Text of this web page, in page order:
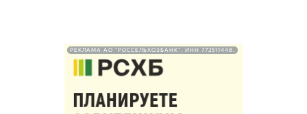
РЕКЛАМА АО "РОССЕЛЬХОЗБАНК". ИНН 772511448.